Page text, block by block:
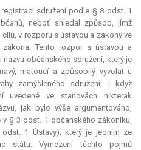
sdružení podle § 8 odst. 1
neboť shledal způsob, jímž
v rozporu s ústavou a zákony ve
Tento rozpor s ústavou a
občanského sdružení, který je
matoucí a způsobilý vyvolat u
zamýšleného sdružení, i když
uvedené ve stanovách nikterak
jak bylo výše argumentováno,
v § 3 odst. 1 občanského zákoníku,
1 Ústavy), který je jedním ze
státu. Vymezení těchto pojmů